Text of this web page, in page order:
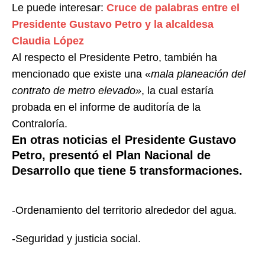
Le puede interesar: Cruce de palabras entre el
Presidente Gustavo Petro y la alcaldesa
Claudia López
Al respecto el Presidente Petro, también ha
mencionado que existe una «mala planeación del
contrato de metro elevado», la cual estaría
probada en el informe de auditoría de la
Contraloría.
En otras noticias el Presidente Gustavo
Petro, presentó el Plan Nacional de
Desarrollo que tiene 5 transformaciones.
-Ordenamiento del territorio alrededor del agua.
-Seguridad y justicia social.